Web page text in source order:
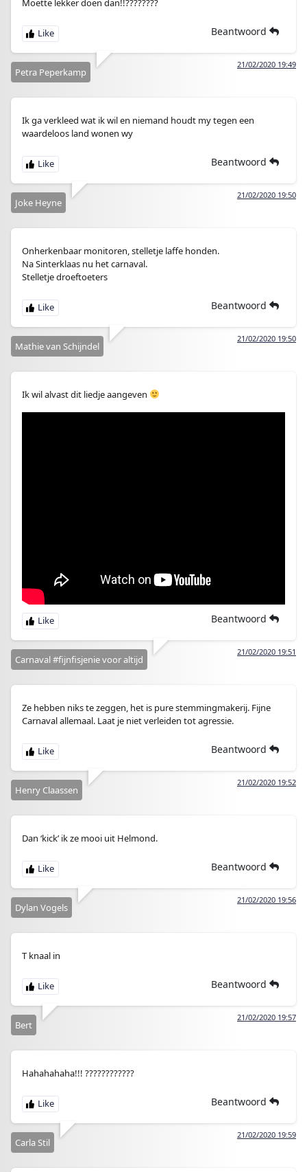
Moette lekker doen dan!!????????
Beantwoord
21/02/2020 19:49
Petra Peperkamp
Ik ga verkleed wat ik wil en niemand houdt my tegen een
waardeloos land wonen wy
Beantwoord
21/02/2020 19:50
Joke Heyne
Onherkenbaar monitoren, stelletje laffe honden.
Na Sinterklaas nu het carnaval.
Stelletje droeftoeters
Beantwoord
21/02/2020 19:50
Mathie van Schijndel
Ik wil alvast dit liedje aangeven
Beantwoord
21/02/2020 19:51
Carnaval #fijnfisjenie voor altijd
Ze hebben niks te zeggen, het is pure stemmingmakerij. Fijne
Carnaval allemaal. Laat je niet verleiden tot agressie.
Beantwoord
21/02/2020 19:52
Henry Claassen
Dan ‘kick’ ik ze mooi uit Helmond.
Beantwoord
21/02/2020 19:56
Dylan Vogels
T knaal in
Beantwoord
21/02/2020 19:57
Bert
Hahahahaha!!! ????????????
Beantwoord
21/02/2020 19:59
Carla Stil